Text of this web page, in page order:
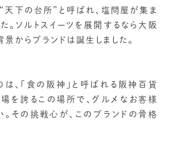
天下の台所”と呼ばれ、塩問屋が集ま
。ソルトスイーツを展開するなら大阪
景からブランドは誕生しました。
、「食の阪神」と呼ばれる阪神百貨
を誇るこの場所で、グルメなお客様
その挑戦心が、このブランドの骨格